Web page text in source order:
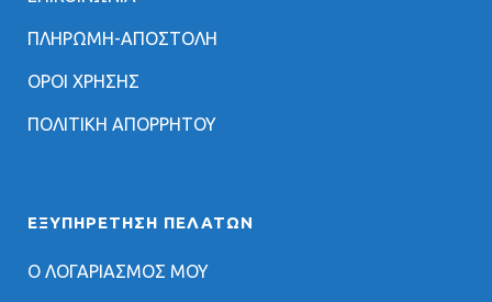
ΠΛΗΡΩΜΗ-ΑΠΟΣΤΟΛΗ
ΟΡΟΙ ΧΡΗΣΗΣ
ΠΟΛΙΤΙΚΗ ΑΠΟΡΡΗΤΟΥ
ΕΞΥΠΗΡΈΤΗΣΗ ΠΕΛΑΤΏΝ
Ο ΛΟΓΑΡΙΑΣΜΟΣ ΜΟΥ